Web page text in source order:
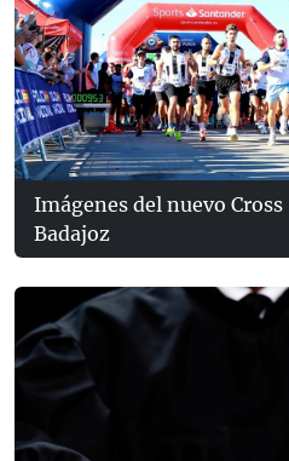
Imágenes del nuevo
Badajoz